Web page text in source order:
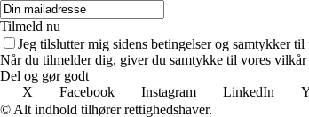
Tilmeld nu
Jeg tilslutter mig sidens betingelser og samtykker til
Når du tilmelder dig, giver du samtykke til vores
Del og gør godt
X
Facebook Instagram LinkedIn
© Alt indhold tilhører rettighedshaver.